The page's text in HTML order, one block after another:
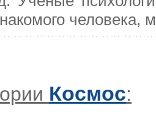
человека,
Космос: